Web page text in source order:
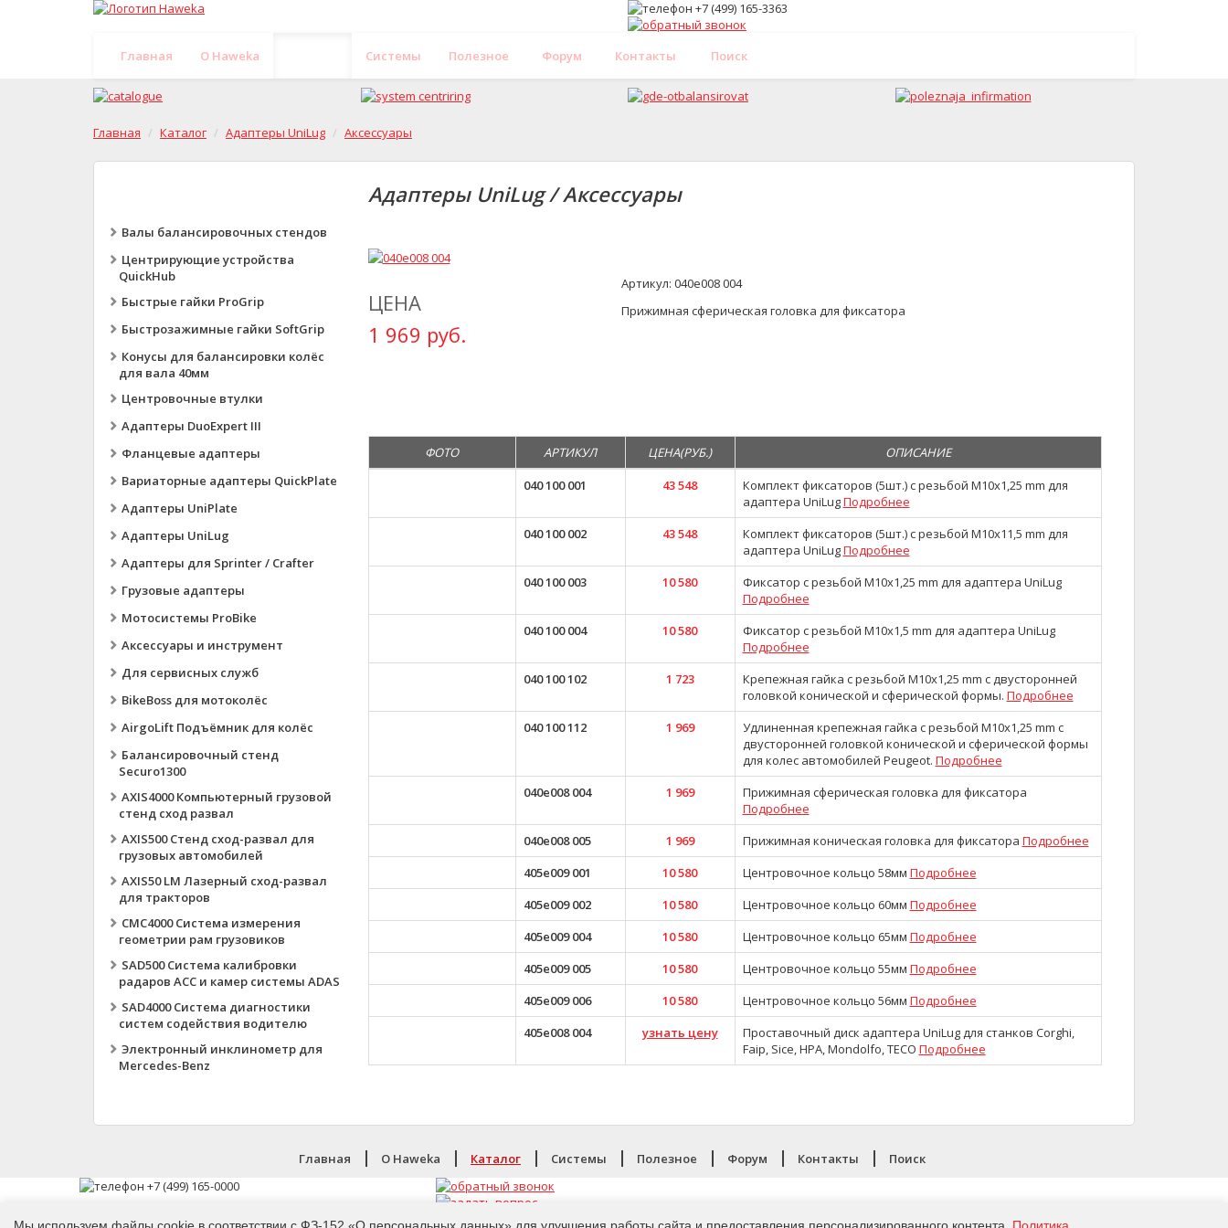
Главная O Haweka Системы Полезное Форум Контакты Поиск
Главная Каталог Адаптеры UniLug Аксессуары
Валы балансировочных стендов
Центрирующие устройства
QuickHub
Быстрые гайки ProGrip
Быстрозажимные гайки SoftGrip
Конусы для балансировки колёс
для вала 40мм
Центровочные втулки
Адаптеры DuoExpert III
Фланцевые адаптеры
Вариаторные адаптеры QuickPlate
Адаптеры UniPlate
Адаптеры UniLug
Адаптеры для Sprinter / Crafter
Грузовые адаптеры
Мотосистемы ProBike
Аксессуары и инструмент
Для сервисных служб
BikeBoss для мотоколёс
AirgoLift Подъёмник для колёс
Балансировочный стенд
Securo1300
AXIS4000 Компьютерный грузовой
стенд сход развал
AXIS500 Стенд сход-развал для
грузовых автомобилей
AXIS50 LM Лазерный сход-развал
для тракторов
CMC4000 Система измерения
геометрии рам грузовиков
SAD500 Система калибровки
радаров ACC и камер системы ADAS
SAD4000 Система диагностики
систем содействия водителю
Электронный инклинометр для
Mercedes-Benz
Адаптеры UniLug / Аксессуары
ЦЕНА
1 969 руб.
Артикул: 040e008 004
Прижимная сферическая головка для фиксатора
ФОТО АРТИКУЛ ЦЕНА(РУБ.)
ОПИСАНИЕ
040 100 001
43 548
Комплект фиксаторов (5шт.) с резьбой M10x1,25 mm для
адаптера UniLugПодробнее
040 100 002
43 548
Комплект фиксаторов (5шт.) с резьбой M10x11,5 mm для
адаптера UniLugПодробнее
040 100 003
10 580
Фиксатор с резьбой M10x1,25 mm для адаптера UniLug
Подробнее
040 100 004
10 580
Фиксатор с резьбой M10x1,5 mm для адаптера UniLug
Подробнее
040 100 102
1 723
Крепежная гайка с резьбой M10x1,25 mm с двусторонней
головкой конической и сферической формы. Подробнее
040 100 112
1 969
Удлиненная крепежная гайка с резьбой M10x1,25 mm с
двусторонней головкой конической и сферической формы
для колес автомобилей Peugeot. Подробнее
040e008 004
1 969
Прижимная сферическая головка для фиксатора
Подробнее
040e008 005
1 969 Прижимная коническая головка для фиксатора Подробнее
405e009 001
10 580 Центровочное кольцо 58мм Подробнее
405e009 002
10 580 Центровочное кольцо 60мм Подробнее
405e009 004
10 580 Центровочное кольцо 65мм Подробнее
405e009 005
10 580 Центровочное кольцо 55мм Подробнее
405e009 006
10 580 Центровочное кольцо 56мм Подробнее
405e008 004
узнать цену
Проставочный диск адаптера UniLug для станков Corghi,
Faip, Sice, HPA, Mondolfo, TECO Подробнее
Главная O Haweka Каталог Системы Полезное Форум Контакты Поиск